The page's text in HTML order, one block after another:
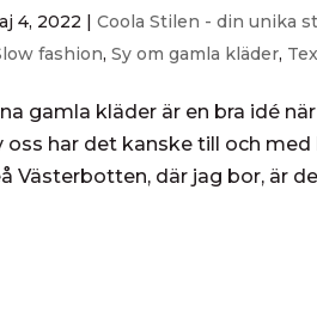
4, 2022 Coola Stilen - din unika
fashion, Sy om gamla kläder,
gamla kläder är en bra idé
oss har det kanske till och
Västerbotten, där jag bor, är